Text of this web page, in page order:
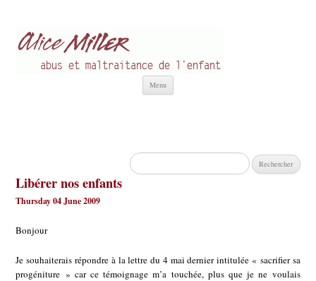
Menu
Rechercher :
Libérer nos enfants
Thursday 04 June 2009
Bonjour
Je souhaiterais répondre à la lettre du 4 mai dernier intitulée « sacrifier sa
progéniture » car ce témoignage m’a touchée, plus que je ne voulais